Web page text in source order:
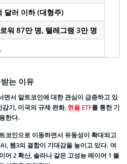
달러 이하 (대형주)
워 87만 명, 텔레그램 3만 명
는 이유
면서 알트코인에 대한 관심이 급증하고 있
기, 미국의 규제 완화, 현물 ETF를 통한 기
한다.
코인으로 이동하면서 유동성이 확대되고
웹3의 결합이 기대감을 높이고 있다. 여
어 2 확산, 솔라나 같은 고성능 레이어 1 블